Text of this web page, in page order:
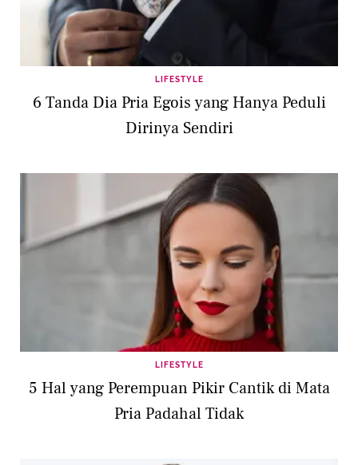
LIFESTYLE
6 Tanda Dia Pria Egois yang Hanya Peduli
Dirinya Sendiri
LIFESTYLE
5 Hal yang Perempuan Pikir Cantik di Mata
Pria Padahal Tidak